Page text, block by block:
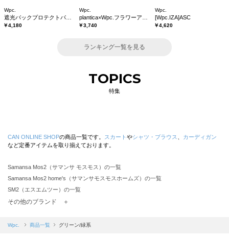
Wpc.
￥4,180
Wpc.
￥3,740
Wpc.
[Wpc.IZA]ASC
￥4,620
ランキング一覧を見る
TOPICS
特集
CAN ONLINE SHOPの商品一覧です。 スカート やシャツ・ブラウス
カーディガン
など定番アイテムを取り揃えております。
Samansa Mos2（サマンサ モスモス）の一覧
Samansa Mos2 home's（サマンサモスモスホームズ）の一覧
SM2（エスエムツー）の一覧
TSUHARU by Samansa Mos2（ツハルバイサマンサモスモス）の一覧
Samansa Mos2 blue（サマンサモスモス ブルー）の一覧
その他のブランド ＋
Wpc. 商品一覧 グリーン/緑系